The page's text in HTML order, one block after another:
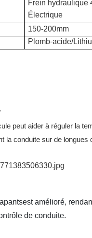
Frein hydraulique
Électrique
150-200mm
Plomb-acide/
peut aider à réguler la
la conduite sur de
est amélioré,
de conduite.